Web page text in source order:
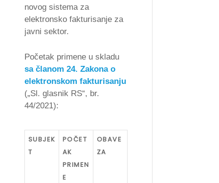
novog sistema za
elektronsko fakturisanje za
javni sektor.
Početak primene u skladu
sa članom 24. Zakona o
elektronskom fakturisanju
(„Sl. glasnik RS“, br.
44/2021):
SUBJEK
T
POČET
AK
PRIMEN
E
OBAVE
ZA